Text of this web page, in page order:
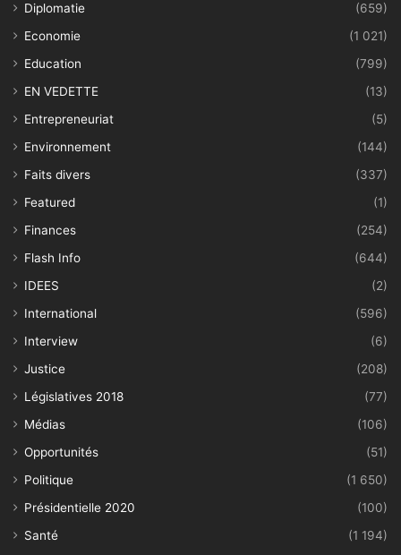
Diplomatie
(659)
Economie
(1 021)
Education
(799)
EN VEDETTE
(13)
Entrepreneuriat
(5)
Environnement
(144)
Faits divers
(337)
Featured
(1)
Finances
(254)
Flash Info
(644)
IDEES
(2)
International
(596)
Interview
(6)
Justice
(208)
Législatives 2018
(77)
Médias
(106)
Opportunités
(51)
Politique
(1 650)
Présidentielle 2020
(100)
Santé
(1 194)